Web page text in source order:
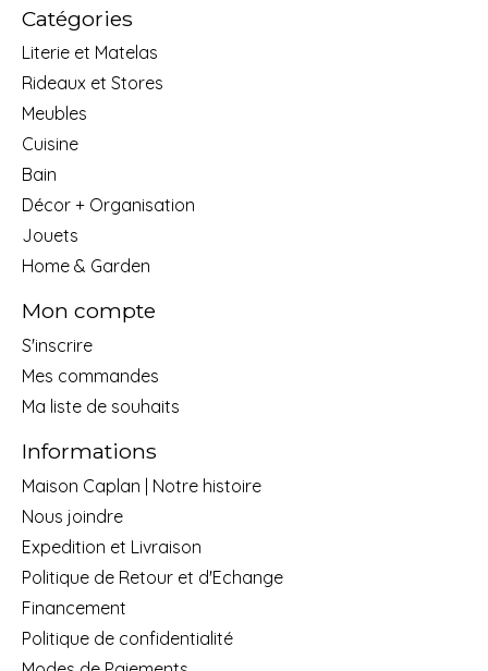
Catégories
Literie et Matelas
Rideaux et Stores
Meubles
Cuisine
Bain
Décor + Organisation
Jouets
Home & Garden
Mon compte
S'inscrire
Mes commandes
Ma liste de souhaits
Informations
Maison Caplan | Notre histoire
Nous joindre
Expedition et Livraison
Politique de Retour et d'Echange
Financement
Politique de confidentialité